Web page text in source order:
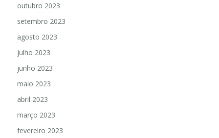
outubro 2023
setembro 2023
agosto 2023
julho 2023
junho 2023
maio 2023
abril 2023
março 2023
fevereiro 2023